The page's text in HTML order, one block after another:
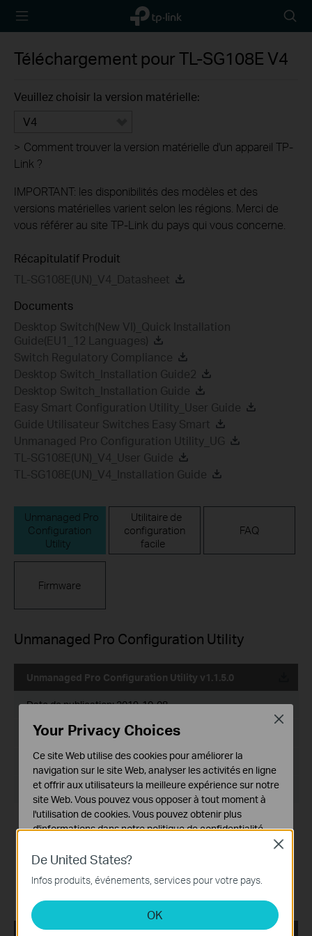
TP-Link,
Reliably
icon
Téléchargement pourTL-SG108E V4
Veuillez choisir la version matérielle:
V4
> Comment trouver la version matérielle d'un appareil TP-
Link ?
IMPORTANT: les disponibilités des modèles et des
versions matérielles varient selon les régions. Merci de
vous référer au site TP-Link du pays qui vous concerne.
Récapitulatif Produit
TL-SG108E(UN)_V4_Datasheet
Documents
Desktop Switch(New VI)_Quick Installation
Guide(EU1_12 Languages)
Switch Regulatory Compliance
Desktop Switch_Installation Guide2
Desktop Switch_Installation Guide
Easy Smart Configuration Utility_User Guide
Guide Utilisateur Switches Easy Smart
Unmanaged Pro Configuration Utility_UG
TL-SG108E(UN)_V4_User Guide
TL-SG108E(UN)_V4_Installation Guide
Unmanaged Pro
Configuration
Utility
Utilitaire de
configuration
facile
FAQ
Firmware
Unmanaged Pro Configuration Utility
Unmanaged Pro Configuration Utility v1.1.5.0
Date de publication:2019-10-08
Langue: Anglais
Taille du fichier:55.96 MB
Système d'Exploitation: Win7/8/8.1/10
Optimized the system compatibility
For TL-SG1218MPE V1, TL-SG105E(UN)_V1/V2/V3/V4, TL-
SG1016PE_V1, TL-SG1016DE_V1/V2/V3, TL-
De United States?
Infos produits, événements, services pour votre pays.
OK
Close
Your Privacy Choices
Ce site Web utilise des cookies pour améliorer la
navigation sur le site Web, analyser les activités en ligne
et offrir aux utilisateurs la meilleure expérience sur notre
site Web. Vous pouvez vous opposer à tout moment à
l'utilisation de cookies. Vous pouvez obtenir plus
d'informations dans notrepolitique de confidentialité.
Cookies basiques
Ces cookies sont nécessaires au fonctionnement du
site Web et ne peuvent pas être désactivés dans vos
Cookies d'analyse et marketing
Close